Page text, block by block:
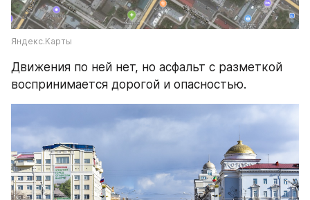
Яндекс.Карты
Движения по ней нет, но асфальт с разметкой
воспринимается дорогой и опасностью.